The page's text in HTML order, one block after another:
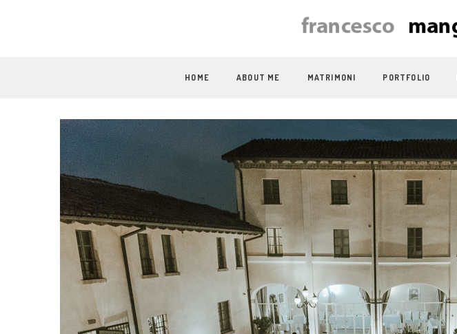
HOME ABOUT ME MATRIMONI PORTFOLIO